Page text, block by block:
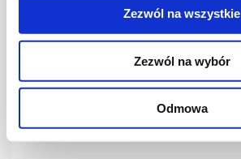
Zezwól na wszystkie
Zezwól na wybór
Odmowa
Rogaliki drożdżowe